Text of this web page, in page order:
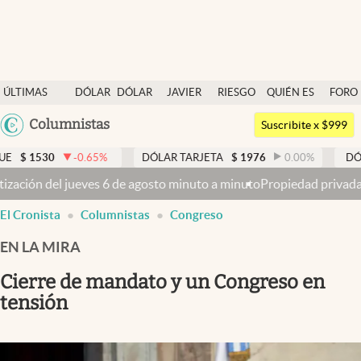
ÚLTIMAS
NOTICIAS
DÓLAR
DÓLAR
JAVIER
RIESGO
QUIÉN ES
QUIÉN
FORO
Argentina
México
USA
Columnistas
Dólar
Members
Economía y Política
Finanzas y Mercados
Mercados Online
Negocios
Columnistas
Otras secciones
Suscribite x $999
% DÓLAR TARJETA $ 1976 0.00 % DÓLAR MEP
minuto a minutoPropiedad privada: con cruces y chicanas, el
El Cronista Columnistas Congreso
EN LA MIRA
Cierre de mandato y un Congreso en
tensión